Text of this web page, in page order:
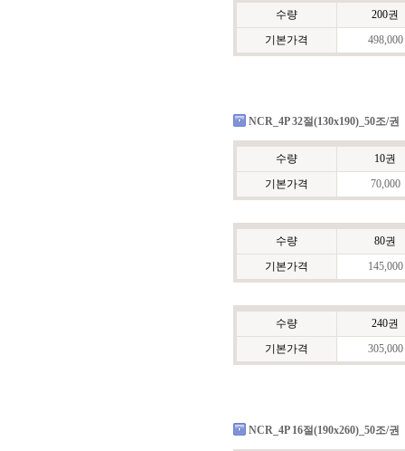
수량
200권
기본가격
498,000
NCR_4P 32절(130x190)_50조/권
수량
10권
기본가격
70,000
수량
80권
기본가격
145,000
수량
240권
기본가격
305,000
NCR_4P 16절(190x260)_50조/권